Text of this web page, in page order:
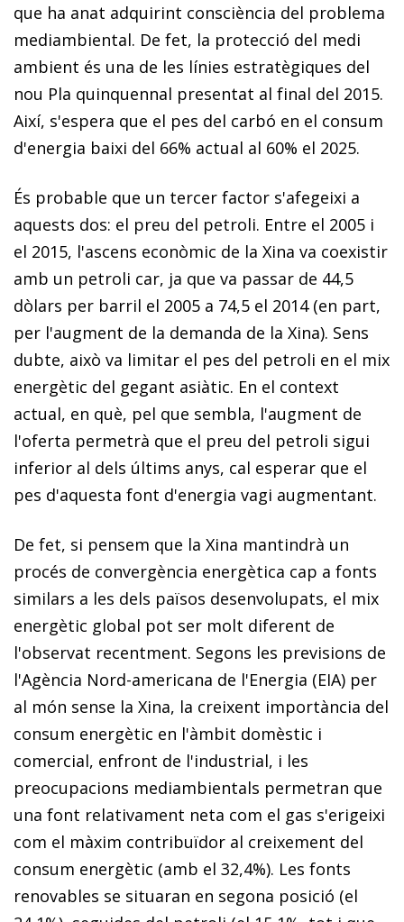
que ha anat adquirint consciència del problema
mediambiental. De fet, la protecció del medi
ambient és una de les línies estratègiques del
nou Pla quinquennal presentat al final del 2015.
Així, s'espera que el pes del carbó en el consum
d'energia baixi del 66% actual al 60% el 2025.
És probable que un tercer factor s'afegeixi a
aquests dos: el preu del petroli. Entre el 2005 i
el 2015, l'ascens econòmic de la Xina va coexistir
amb un petroli car, ja que va passar de 44,5
dòlars per barril el 2005 a 74,5 el 2014 (en part,
per l'augment de la demanda de la Xina). Sens
dubte, això va limitar el pes del petroli en el mix
energètic del gegant asiàtic. En el context
actual, en què, pel que sembla, l'augment de
l'oferta permetrà que el preu del petroli sigui
inferior al dels últims anys, cal esperar que el
pes d'a­­questa font d'energia vagi augmentant.
De fet, si pensem que la Xina mantindrà un
procés de convergència energètica cap a fonts
similars a les dels països desenvolupats, el mix
energètic global pot ser molt diferent de
l'observat recentment. Segons les previsions de
l'Agència Nord-americana de l'Energia (EIA) per
al món sense la Xina, la creixent importància del
consum energètic en l'àmbit domèstic i
comercial, enfront de l'indus­­trial, i les
preocupacions mediambientals permetran que
una font relativament neta com el gas s'erigeixi
com el mà­­xim contribuïdor al creixement del
consum energètic (amb el 32,4%). Les fonts
renovables se situaran en segona posició (el